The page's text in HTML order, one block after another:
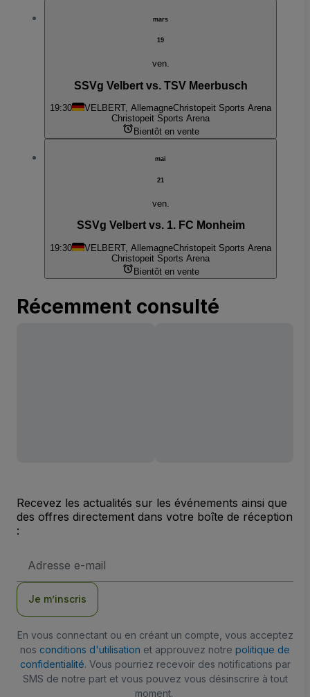
mars
19
ven.
SSVg Velbert vs. TSV Meerbusch
19:30 VELBERT, AllemagneChristopeit Sports Arena
Christopeit Sports Arena
Bientôt en vente
mai
21
ven.
SSVg Velbert vs. 1. FC Monheim
19:30 VELBERT, AllemagneChristopeit Sports Arena
Christopeit Sports Arena
Bientôt en vente
Récemment consulté
Recevez les actualités sur les événements ainsi que
des offres directement dans votre boîte de réception
:
e-
Je m’inscris
En vous connectant ou en créant un compte, vous acceptez
nos conditions d'utilisation et approuvez notre politique de
confidentialité. Vous pourriez recevoir des notifications par
SMS de notre part et vous pouvez vous désinscrire à tout
moment.